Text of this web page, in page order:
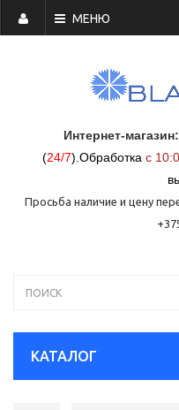
МЕНЮ
Интернет-магазин:
(24/7) Обработка с
Просьба наличие и цену
КАТАЛОГ